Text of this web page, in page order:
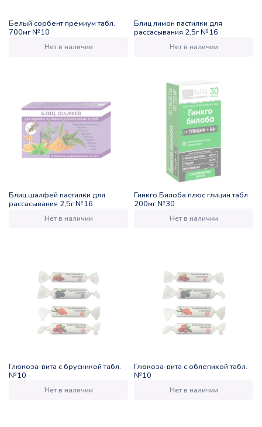
Белый сорбент премиум табл.
700мг №10
Нет в наличии
Блиц лимон пастилки для
рассасывания 2,5г №16
Нет в наличии
Блиц шалфей пастилки для
рассасывания 2,5г №16
Нет в наличии
Гинкго Билоба плюс глицин табл.
200мг №30
Нет в наличии
Глюкоза-вита с брусникой табл.
№10
Нет в наличии
Глюкоза-вита с облепихой табл.
№10
Нет в наличии